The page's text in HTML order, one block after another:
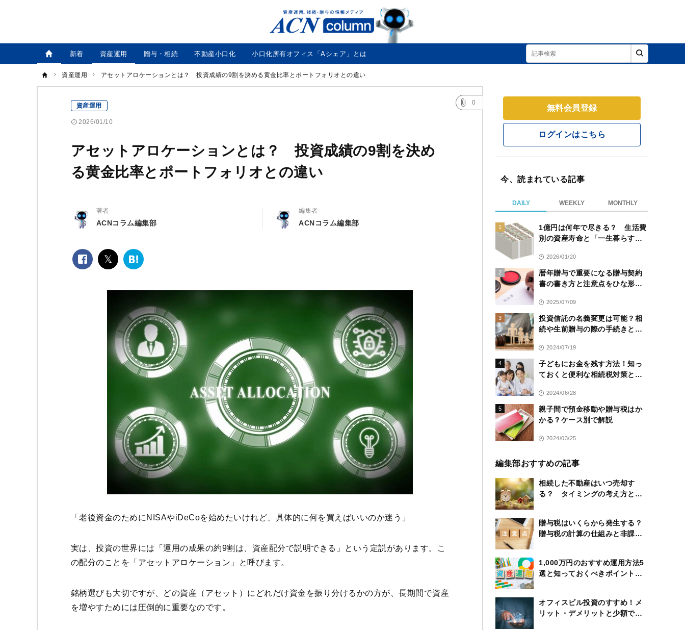
新着 資産運用 贈与・相続 不動産小口化 小口化所有オフィス「Aシェア」とは
資産運用 アセットアロケーションとは？　投資成績の9割を決める黄金比率とポートフォリオとの違い
資産運用 0
2026/01/10
アセットアロケーションとは？ 投資成績の9割を決め
る黄金比率とポートフォリオとの違い
著者
ACNコラム編集部
編集者
ACNコラム編集部
facebook
twitterは
ブ
ッ
ク
マ
ク
「老後資金のためにNISAやiDeCoを始めたいけれど、具体的に何を買えばいいのか迷う」
実は、投資の世界には「運用の成果の約9割は、資産配分で説明できる」という定説があります。こ
の配分のことを「アセットアロケーション」と呼びます。
銘柄選びも大切ですが、どの資産（アセット）にどれだけ資金を振り分けるかの方が、長期間で資産
を増やすためには圧倒的に重要なのです。
無料会員登録
ログインはこちら
今、読まれている記事
DAILY WEEKLY MONTHLY
1
1億円は何年で尽きる？ 生活費
別の資産寿命と「一生暮らす」
2026/01/20
2
暦年贈与で重要になる贈与契約
書の書き方と注意点をひな形付
2025/07/09
3
投資信託の名義変更は可能？相
続や生前贈与の際の手続きと注
2024/07/19
4
子どもにお金を残す方法！知っ
ておくと便利な相続税対策と注
2024/06/28
5
親子間で預金移動や贈与税はか
かる？ケース別で解説
2024/03/25
編集部おすすめの記事
相続した不動産はいつ売却す
る？ タイミングの考え方と節
贈与税はいくらから発生する？
贈与税の計算の仕組みと非課税
1,000万円のおすすめ運用方法5
選と知っておくべきポイントや
オフィスビル投資のすすめ！メ
リット・デメリットと少額で始